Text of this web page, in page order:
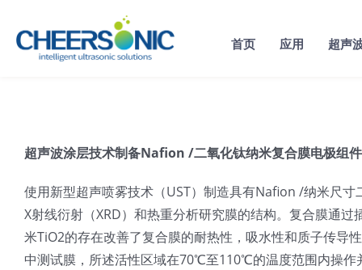
content
首页 应用 超声
超声波涂层技术制备Nafion /二氧化钛纳米复合膜电极组件
使用新型超声喷雾技术（UST）制造具有Nafion /纳米尺
X射线衍射（XRD）和热重分析研究膜的结构。复合膜通
米TiO2的存在改善了复合膜的耐热性，吸水性和质子传导
中测试膜，所述活性区域在70℃至110℃的温度范围内操作